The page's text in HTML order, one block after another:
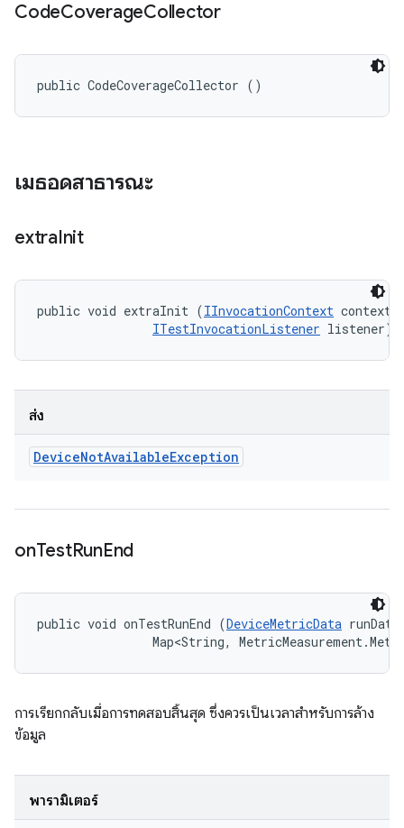
CodeCoverageCollector
public CodeCoverageCollector ()
เมธอดสาธารณะ
extraInit
public void extraInit (IInvocationContext
ITestInvocationListener listener)
ส่ง
DeviceNotAvailableException
onTestRunEnd
public void onTestRunEnd (DeviceMetricData
Map<String,
การเรียกกลับเมื่อการทดสอบสิ้นสุด ซึ่งควรเป็นเวลาสำหรับการล้าง
ข้อมูล
พารามิเตอร์